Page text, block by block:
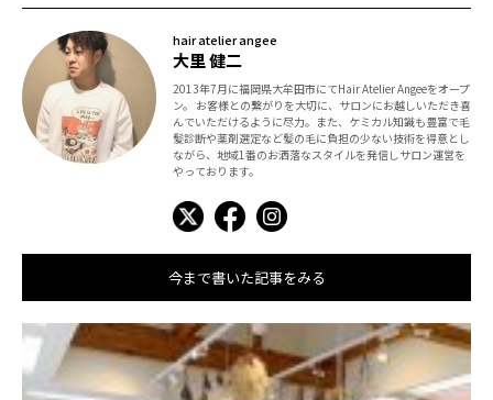
hair atelier angee
大里 健二
2013年7月に福岡県大牟田市にてHair Atelier Angeeをオープ
ン。 お客様との繋がりを大切に、サロンにお越しいただき喜
んでいただけるように尽力。また、ケミカル知識も豊富で毛
髪診断や薬剤選定など髪の毛に負担の少ない技術を得意とし
ながら、地域1番のお洒落なスタイルを発信しサロン運営を
やっております。
今まで書いた記事をみる